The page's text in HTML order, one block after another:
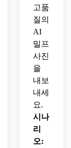
고품
질의
AI
밀프
사진
을
내보
내세
요.
시나
리
오: